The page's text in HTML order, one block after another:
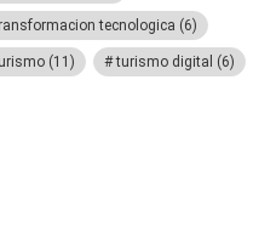
tecnologica (6)
(11) turismo digital (6)